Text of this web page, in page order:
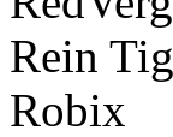
Rein Tig
Robix